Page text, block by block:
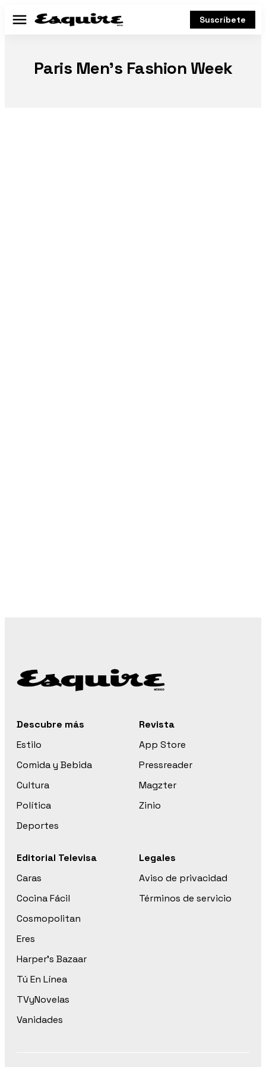
Menú Suscríbete
Paris Men’s Fashion Week
Descubre más
Estilo
Comida y Bebida
Cultura
Política
Deportes
Revista
App Store
Pressreader
Magzter
Zinio
Editorial Televisa
Caras
Cocina Fácil
Cosmopolitan
Eres
Harper’s Bazaar
Tú En Línea
TVyNovelas
Vanidades
Legales
Aviso de privacidad
Términos de servicio